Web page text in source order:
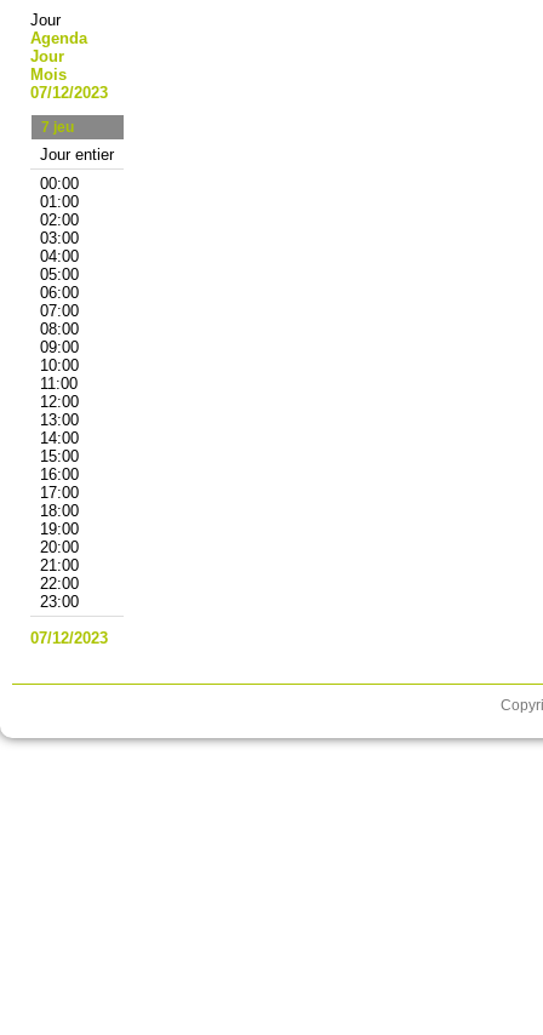
Jour
Agenda
Jour
Mois
07/12/2023
7 jeu
Jour entier
00:00
01:00
02:00
03:00
04:00
05:00
06:00
07:00
08:00
09:00
10:00
11:00
12:00
13:00
14:00
15:00
16:00
17:00
18:00
19:00
20:00
21:00
22:00
23:00
07/12/2023